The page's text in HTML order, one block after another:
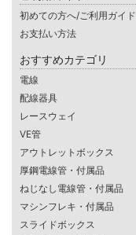
初めての方へ/ご利用ガイド
お支払い方法
おすすめカテゴリ
電線
配線器具
レースウェイ
VE管
アウトレットボックス
厚鋼電線管・付属品
ねじなし電線管・付属品
マシンフレキ・付属品
スライドボックス